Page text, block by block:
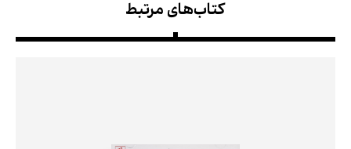
کتاب‌های مرتبط